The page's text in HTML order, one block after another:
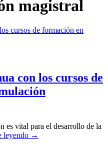
magistral
con los cursos de
vital para el desarrollo de la
leyendo →